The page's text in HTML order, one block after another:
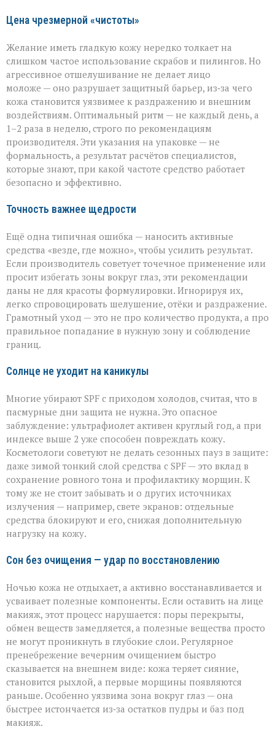
Цена чрезмерной «чистоты»
Желание иметь гладкую кожу нередко толкает на
слишком частое использование скрабов и пилингов. Но
агрессивное отшелушивание не делает лицо
моложе — оно разрушает защитный барьер, из‑за чего
кожа становится уязвимее к раздражению и внешним
воздействиям. Оптимальный ритм — не каждый день, а
1–2 раза в неделю, строго по рекомендациям
производителя. Эти указания на упаковке — не
формальность, а результат расчётов специалистов,
которые знают, при какой частоте средство работает
безопасно и эффективно.
Точность важнее щедрости
Ещё одна типичная ошибка — наносить активные
средства «везде, где можно», чтобы усилить результат.
Если производитель советует точечное применение или
просит избегать зоны вокруг глаз, эти рекомендации
даны не для красоты формулировки. Игнорируя их,
легко спровоцировать шелушение, отёки и раздражение.
Грамотный уход — это не про количество продукта, а про
правильное попадание в нужную зону и соблюдение
границ.
Солнце не уходит на каникулы
Многие убирают SPF с приходом холодов, считая, что в
пасмурные дни защита не нужна. Это опасное
заблуждение: ультрафиолет активен круглый год, а при
индексе выше 2 уже способен повреждать кожу.
Косметологи советуют не делать сезонных пауз в защите:
даже зимой тонкий слой средства с SPF — это вклад в
сохранение ровного тона и профилактику морщин. К
тому же не стоит забывать и о других источниках
излучения — например, свете экранов: отдельные
средства блокируют и его, снижая дополнительную
нагрузку на кожу.
Сон без очищения — удар по восстановлению
Ночью кожа не отдыхает, а активно восстанавливается и
усваивает полезные компоненты. Если оставить на лице
макияж, этот процесс нарушается: поры перекрыты,
обмен веществ замедляется, а полезные вещества просто
не могут проникнуть в глубокие слои. Регулярное
пренебрежение вечерним очищением быстро
сказывается на внешнем виде: кожа теряет сияние,
становится рыхлой, а первые морщины появляются
раньше. Особенно уязвима зона вокруг глаз — она
быстрее истончается из‑за остатков пудры и баз под
макияж.